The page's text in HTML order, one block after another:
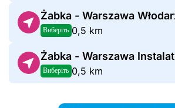
Żabka - Warszawa
Виберіть 0,5 km
Żabka - Warszawa
Виберіть 0,5 km